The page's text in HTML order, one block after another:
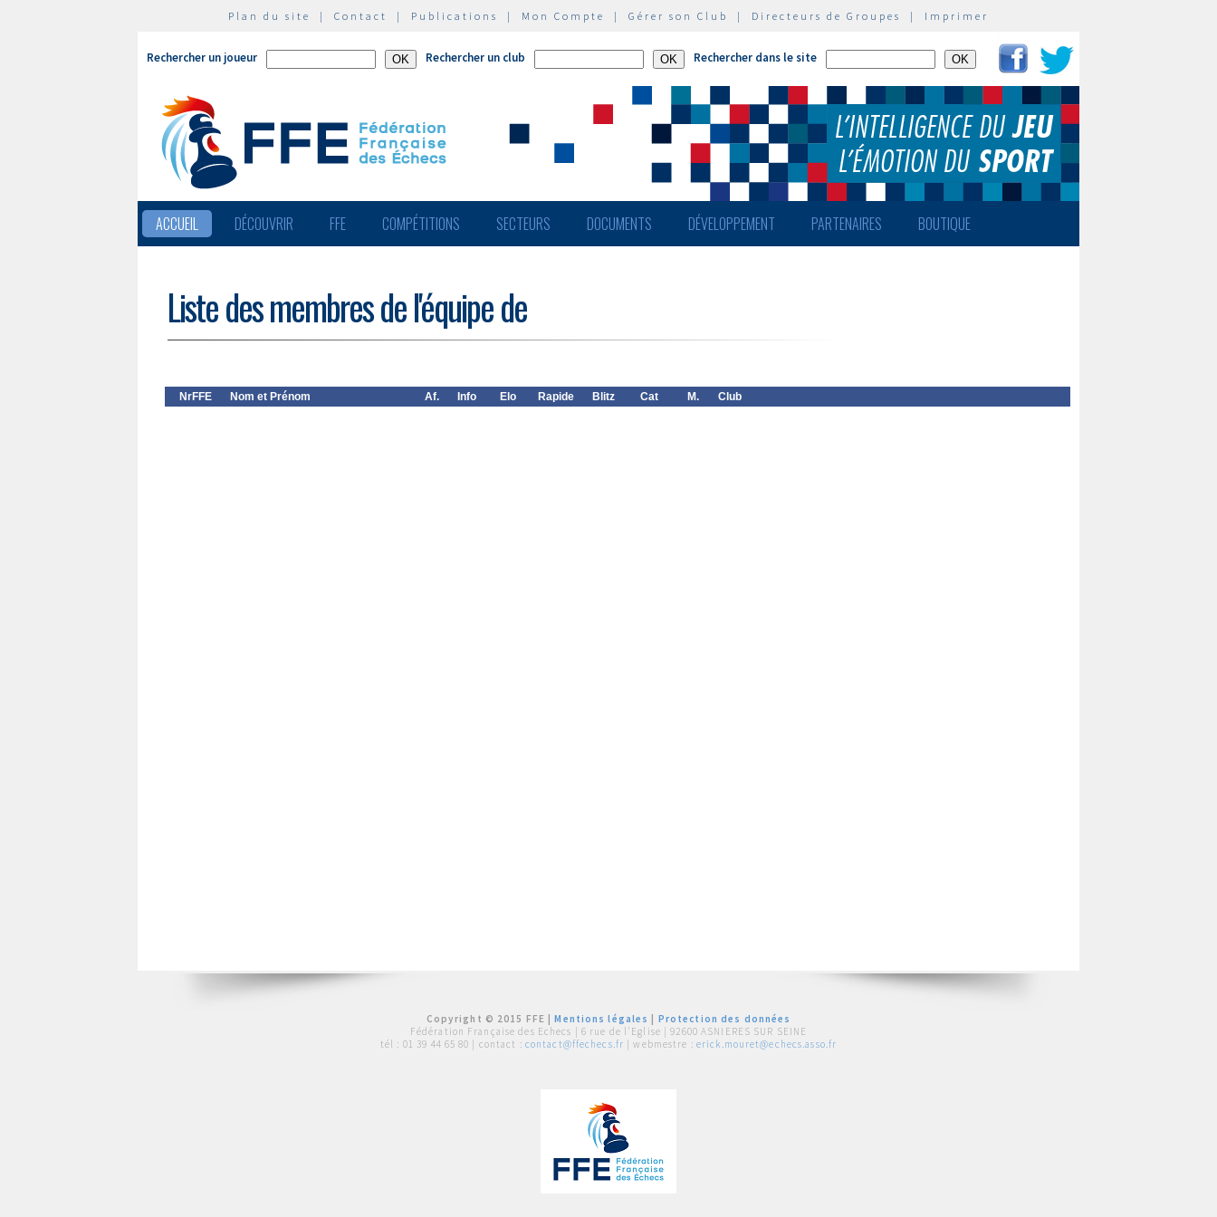
Plan du site | Contact | Publications | Mon Compte | Gérer son Club | Directeurs de Groupes | Imprimer
Rechercher un joueur Rechercher un club Rechercher dans le site
ACCUEIL DÉCOUVRIR FFE COMPÉTITIONS SECTEURS DOCUMENTS DÉVELOPPEMENT PARTENAIRES BOUTIQUE
Liste des membres de l'équipe de
NrFFE Nom et Prénom Af. Info Elo Rapide Blitz Cat M. Club
Copyright © 2015 FFE |Mentions légales
Protection des données
Fédération Française des Echecs | 6 rue de l'Eglise | 92600 ASNIERES SUR SEINE
tél : 01 39 44 65 80 | contact : contact@ffechecs.fr | webmestre : erick.mouret@echecs.asso.fr